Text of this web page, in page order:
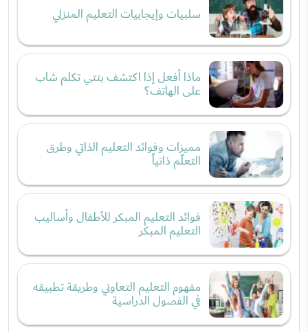
سلبيات وإيجابيات التعليم المنزلي
ماذا أفعل إذا اكتشف بنتي تكلم شاب
على الهاتف؟
مميزات وفوائد التعليم الذاتي وطرق
التعلّم ذاتياً
فوائد التعليم المبكر للأطفال وأساليب
التعليم المبكر
مفهوم التعليم التعاوني وطريقة تطبيقه
في الفصول الدراسية